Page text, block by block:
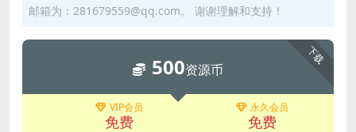
邮箱为：281679559@qq.com。 谢谢理解和支持！
下载
500资源币
VIP会员
免费
永久会员
免费